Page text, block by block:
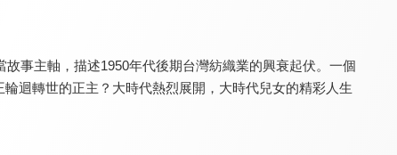
事主軸，描述1950年代後期台灣紡織業的興衰起伏。一個
迴轉世的正主？大時代熱烈展開，大時代兒女的精彩人生